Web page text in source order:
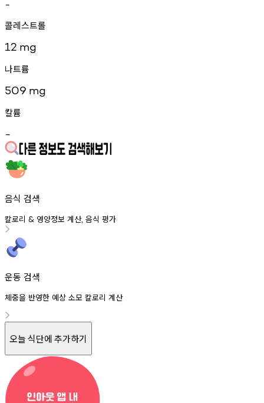
-
콜레스트롤
12 mg
나트륨
509 mg
칼륨
-
음식 검색
칼로리 & 영양정보 계산, 음식 평가
운동 검색
체중을 반영한 예상 소모 칼로리 계산
오늘 식단에 추가하기